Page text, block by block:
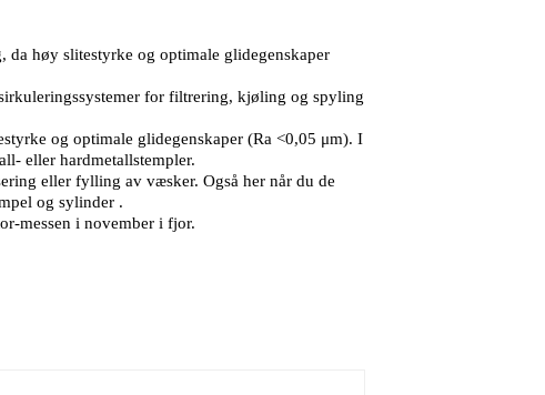
da høy slitestyrke og optimale glidegenskaper
for filtrering, kjøling og spyling
og optimale glidegenskaper (Ra <0,05 μm). I
eller hardmetallstempler.
eller fylling av væsker. Også her når du de
og sylinder .
messen i november i fjor.